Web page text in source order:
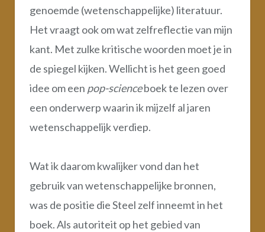
genoemde (wetenschappelijke) literatuur.
Het vraagt ook om wat zelfreflectie van mijn
kant. Met zulke kritische woorden moet je in
de spiegel kijken. Wellicht is het geen goed
idee om een pop-scienceboek te lezen over
een onderwerp waarin ik mijzelf al jaren
wetenschappelijk verdiep.
Wat ik daarom kwalijker vond dan het
gebruik van wetenschappelijke bronnen,
was de positie die Steel zelf inneemt in het
boek. Als autoriteit op het gebied van